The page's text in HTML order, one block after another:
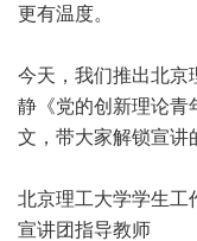
更有温度。
今天，我们推出北京
静《党的创新理论青
文，带大家解锁宣讲
北京理工大学学生工
宣讲团指导教师